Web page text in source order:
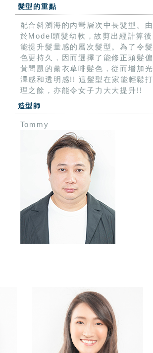
髮型的重點
配合斜瀏海的內彎層次中長髮型。由
於Model頭髮幼軟，故剪出經計算後
能提升髮量感的層次髮型。為了令髮
色更持久，因而選擇了能修正頭髮偏
黃問題的薰衣草啡髮色，從而增加光
澤感和透明感!! 這髮型在家能輕鬆打
理之餘，亦能令女子力大大提升!!
造型師
Tommy